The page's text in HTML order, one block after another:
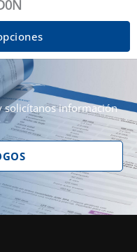
solicítanos información